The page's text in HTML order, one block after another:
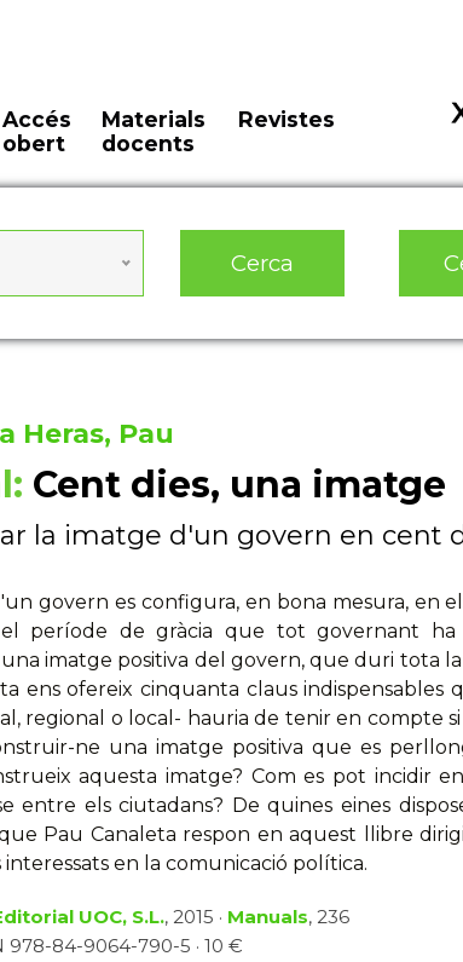
Accés
obert
Materials
docents
Revistes
Cerca
Heras, Pau
Cent dies, una imatge
la imatge d'un govern en cent
govern es configura, en bona mesura, en
període de gràcia que tot governant
imatge positiva del govern, que duri tota
ens ofereix cinquanta claus indispensables
regional o local- hauria de tenir en compte
ne una imatge positiva que es
aquesta imatge? Com es pot incidir
entre els ciutadans? De quines eines
Pau Canaleta respon en aquest llibre
en la comunicació política.
UOC, S.L., 2015 · Manuals, 236
978-84-9064-790-5 · 10 €